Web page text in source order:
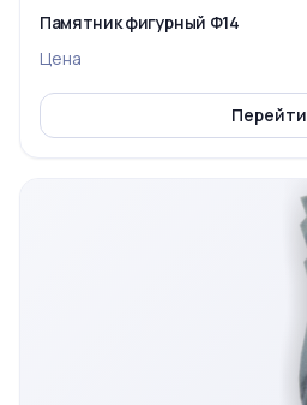
Памятник фигурный Ф14
Цена
Перейти